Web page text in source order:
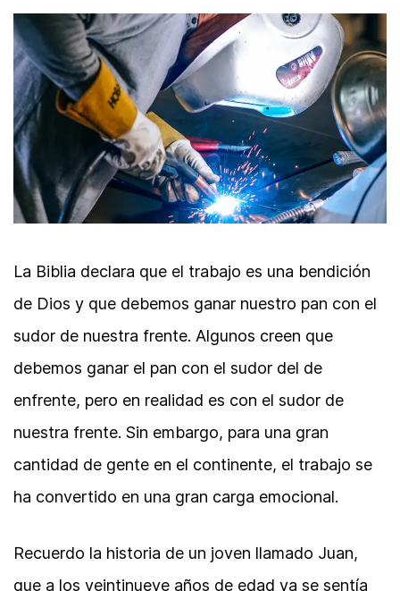
La Biblia declara que el trabajo es una bendición
de Dios y que debemos ganar nuestro pan con el
sudor de nuestra frente. Algunos creen que
debemos ganar el pan con el sudor del de
enfrente, pero en realidad es con el sudor de
nuestra frente. Sin embargo, para una gran
cantidad de gente en el continente, el trabajo se
ha convertido en una gran carga emocional.
Recuerdo la historia de un joven llamado Juan,
que a los veintinueve años de edad ya se sentía